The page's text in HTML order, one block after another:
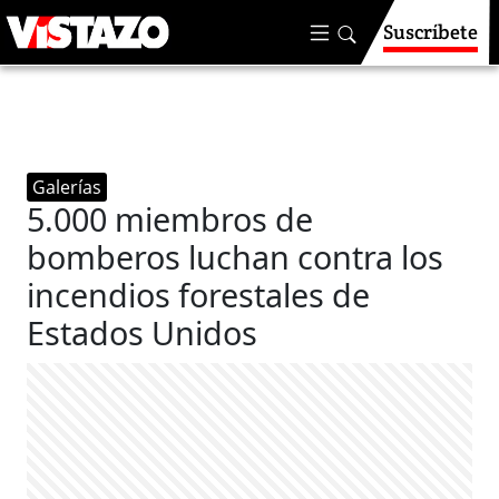
Suscríbete
Galerías
5.000 miembros de
bomberos luchan contra los
incendios forestales de
Estados Unidos